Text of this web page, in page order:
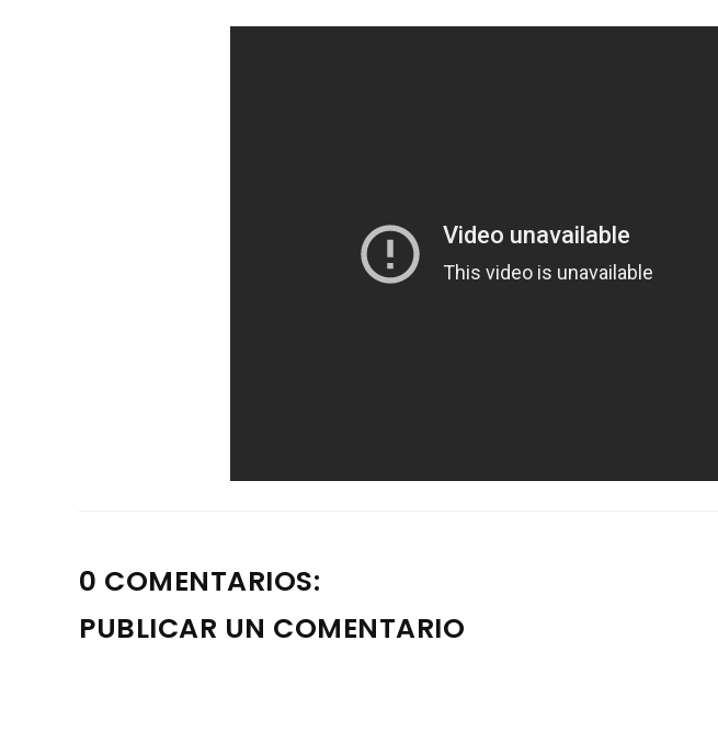
0 COMENTARIOS:
PUBLICAR UN COMENTARIO